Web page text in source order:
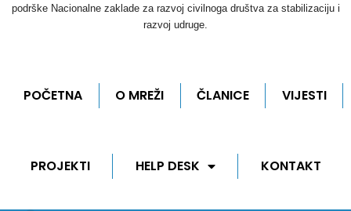
podrške Nacionalne zaklade za razvoj civilnoga društva za stabilizaciju i
razvoj udruge.
POČETNA O MREŽI ČLANICE VIJESTI
PROJEKTI HELP DESK KONTAKT